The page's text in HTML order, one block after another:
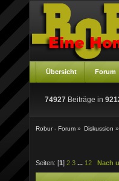
Übersicht Forum
74927 Beiträge in
Robur - Forum » Diskussion »
Seiten: [1 ] 2 3 ... 12 Nach